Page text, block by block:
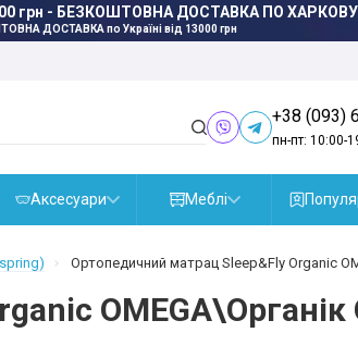
ДОСТАВКАпо Україні від 13000 грн
+38 (093)
пн-пт: 10:00-
Аксесуари Меблі
Ортопедичний матрац Sleep&Fly Organic